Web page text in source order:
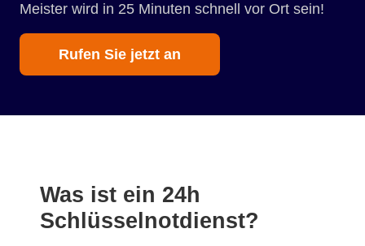
Meister wird in 25 Minuten schnell vor Ort sein!
Rufen Sie jetzt an
Was ist ein 24h
Schlüsselnotdienst?